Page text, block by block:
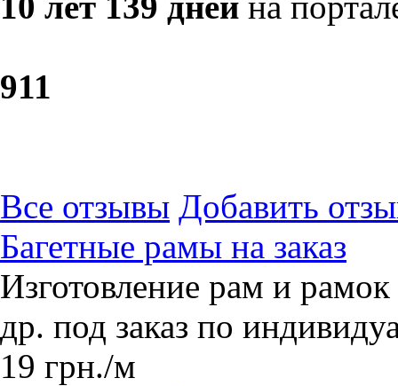
911
Все отзывы Добавить
Багетные рамы на заказ
Изготовление рам и
др. под заказ по
19 грн./м